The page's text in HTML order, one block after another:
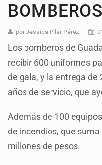
por Jessica Pilar Pérez
Los bomberos de
recibir 600 uniformes
de gala, y la entrega
años de servicio, que
Además de 100
de incendios, que
millones de pesos.